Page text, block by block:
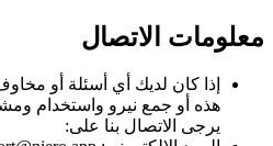
معلومات الاتصال
إذا كان لديك أي أسئلة أو
هذه أو جمع نيرو واستخدام
يرجى الاتصال بنا على: